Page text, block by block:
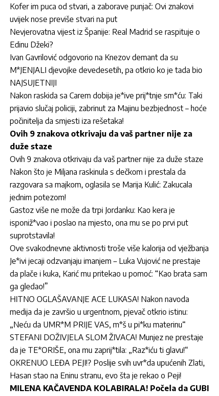
Kofer im puca od stvari, a zaborave punjač: Ovi znakovi
uvijek nose previše stvari na put
Nevjerovatna vijest iz Španije: Real Madrid se raspituje o
Edinu Džeki?
Ivan Gavrilović odgovorio na Knezov demant da su
M*JENJALI djevojke devedesetih, pa otkrio ko je tada bio
NAJSUJETNIJI
Nakon raskida sa Carem dobija je*ive prij*tnje sm*ću: Taki
prijavio slučaj policiji, zabrinut za Majinu bezbjednost – hoće
počinitelja da smjesti iza rešetaka!
Ovih 9 znakova otkrivaju da vaš partner nije za
duže staze
Ovih 9 znakova otkrivaju da vaš partner nije za duže staze
Nakon što je Miljana raskinula s dečkom i prestala da
razgovara sa majkom, oglasila se Marija Kulić: Zakucala
jednim potezom!
Gastoz više ne može da trpi Jordanku: Kao kera je
isponiž*vao i poslao na mjesto, ona mu se po prvi put
suprotstavila!
Ove svakodnevne aktivnosti troše više kalorija od vježbanja
Je*ivi jecaji odzvanjaju imanjem – Luka Vujović ne prestaje
da plače i kuka, Karić mu pritekao u pomoć: “Kao brata sam
ga gledao!”
HITNO OGLAŠAVANJE ACE LUKASA! Nakon navoda
medija da je završio u urgentnom, pjevač otkrio istinu:
„Neću da UMR*M PRIJE VAS, m*š u pi*ku materinu“
STEFANI DOŽIVJELA SLOM ŽIVACA! Munjez ne prestaje
da je TE*ORIŠE, ona mu zaprij*tila: „Raz*iću ti glavu!“
OKRENUO LEĐA PEJI!? Poslije svih uvr*da upućenih Zlati,
Hasan stao na Eninu stranu, evo šta je rekao o Peji!
MILENA KAČAVENDA KOLABIRALA! Počela da GUBI